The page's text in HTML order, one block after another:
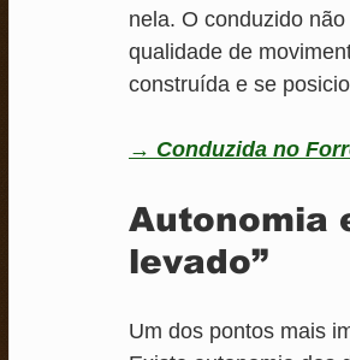
nela. O conduzido
qualidade de
construída e se
→ Conduzida no
Autonomia
levado”
Um dos pontos mais